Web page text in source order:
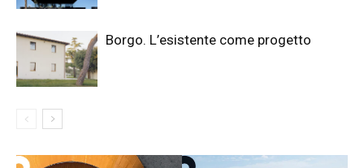
Borgo. L’esistente come progetto